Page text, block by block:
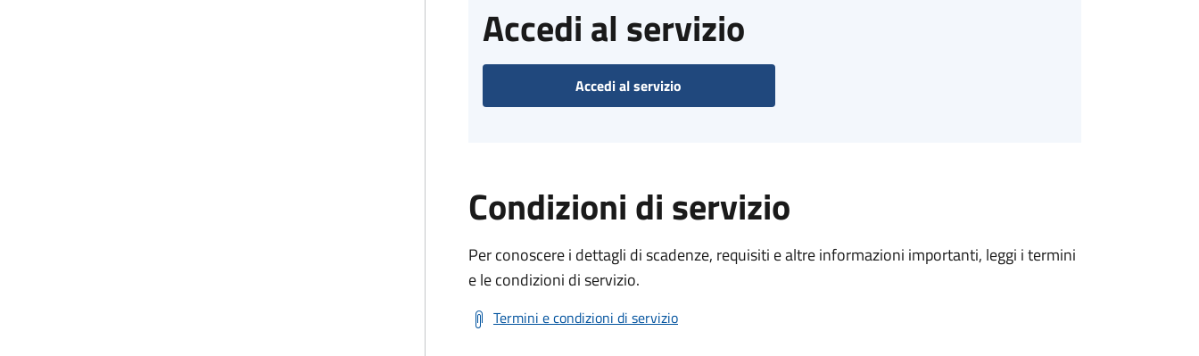
Accedi al servizio
Accedi al servizio
Condizioni di servizio
Per conoscere i dettagli di scadenze, requisiti e altre informazioni importanti, leggi i termini
e le condizioni di servizio.
Termini e condizioni di servizio